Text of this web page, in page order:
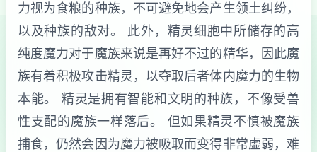
力视为食粮的种族，不可避免地会产生领土纠纷，
以及种族的敌对。 此外，精灵细胞中所储存的高
纯度魔力对于魔族来说是再好不过的精华，因此魔
族有着积极攻击精灵，以夺取后者体内魔力的生物
本能。 精灵是拥有智能和文明的种族，不像受兽
性支配的魔族一样落后。 但如果精灵不慎被魔族
捕食，仍然会因为魔力被吸取而变得非常虚弱，难